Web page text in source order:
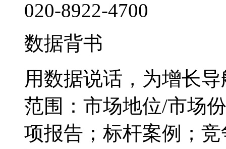
020-8922-4700
数据背书
用数据说话，为增长导
范围：市场地位/市场
项报告；标杆案例；